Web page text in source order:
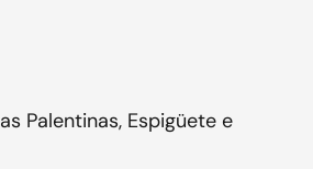
Palentinas, Espigüete e